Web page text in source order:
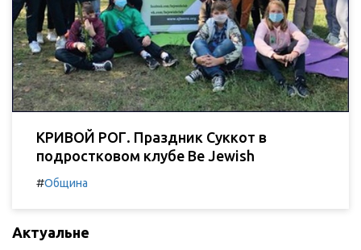
КРИВОЙ РОГ. Праздник Суккот в
подростковом клубе Be Jewish
#Община
Актуальне